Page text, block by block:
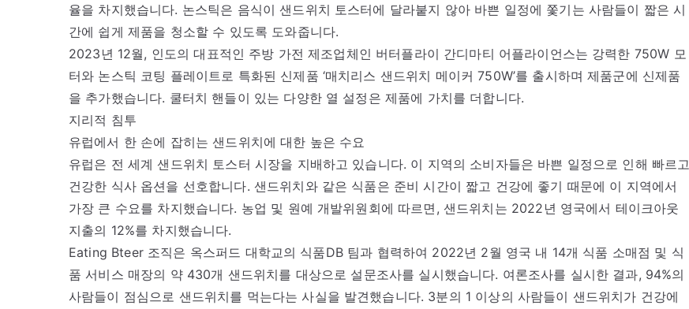
율을 차지했습니다. 논스틱은 음식이 샌드위치 토스터에 달라붙지 않아 바쁜 일정에 쫓기는 사람들이 짧은 시
간에 쉽게 제품을 청소할 수 있도록 도와줍니다.
2023년 12월, 인도의 대표적인 주방 가전 제조업체인 버터플라이 간디마티 어플라이언스는 강력한 750W 모
터와 논스틱 코팅 플레이트로 특화된 신제품 ‘매치리스 샌드위치 메이커 750W’를 출시하며 제품군에 신제품
을 추가했습니다. 쿨터치 핸들이 있는 다양한 열 설정은 제품에 가치를 더합니다.
지리적 침투
유럽에서 한 손에 잡히는 샌드위치에 대한 높은 수요
유럽은 전 세계 샌드위치 토스터 시장을 지배하고 있습니다. 이 지역의 소비자들은 바쁜 일정으로 인해 빠르고
건강한 식사 옵션을 선호합니다. 샌드위치와 같은 식품은 준비 시간이 짧고 건강에 좋기 때문에 이 지역에서
가장 큰 수요를 차지했습니다. 농업 및 원예 개발위원회에 따르면, 샌드위치는 2022년 영국에서 테이크아웃
지출의 12%를 차지했습니다.
Eating Bteer 조직은 옥스퍼드 대학교의 식품DB 팀과 협력하여 2022년 2월 영국 내 14개 식품 소매점 및 식
품 서비스 매장의 약 430개 샌드위치를 대상으로 설문조사를 실시했습니다. 여론조사를 실시한 결과, 94%의
사람들이 점심으로 샌드위치를 먹는다는 사실을 발견했습니다. 3분의 1 이상의 사람들이 샌드위치가 건강에